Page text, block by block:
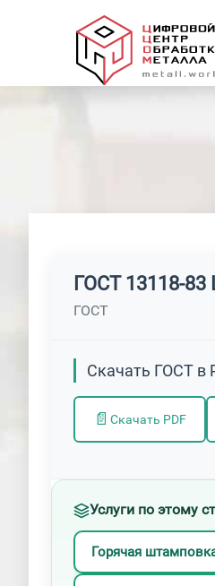
ГОСТ 13118-
ГОСТ
Скачать ГОСТ в
📄 Скачать PDF
Услуги по этому
Горячая